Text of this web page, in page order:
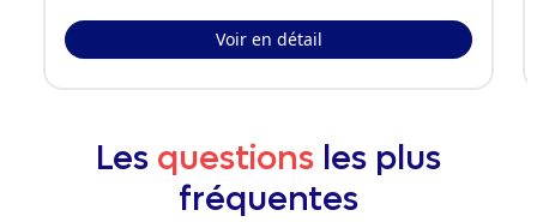
Voir en détail
Les questions les plus
fréquentes